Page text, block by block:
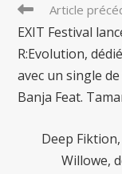
Read
more
articles
Article
EXIT Festival
R:Evolution,
avec un single
Banja Feat.
Deep
Willowe,